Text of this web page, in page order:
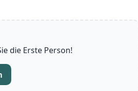
die Erste Person!